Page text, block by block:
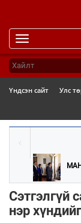
Үндсэн сайт Улс
Сэтгэлгүй
нэр